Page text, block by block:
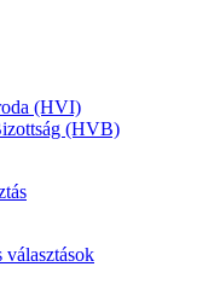
(HVI)
(HVB)
választások